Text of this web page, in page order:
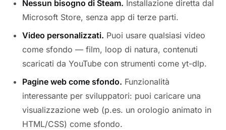
Nessun bisogno di Steam. Installazione diretta dal
Microsoft Store, senza app di terze parti.
Video personalizzati. Puoi usare qualsiasi video
come sfondo — film, loop di natura, contenuti
scaricati da YouTube con strumenti come yt-dlp.
Pagine web come sfondo. Funzionalità
interessante per sviluppatori: puoi caricare una
visualizzazione web (p.es. un orologio animato in
HTML/CSS) come sfondo.